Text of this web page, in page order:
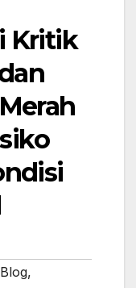
Kritik
,